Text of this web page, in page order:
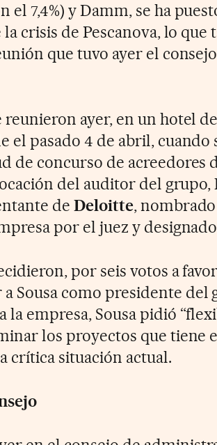
el 7,4%) y Damm, se ha
crisis de Pescanova, lo que
que tuvo ayer el
reunieron ayer, en un hotel
el pasado 4 de abril, cuando
de concurso de acreedores
del auditor del grupo,
de Deloitte,
por el juez y
por seis votos a
Sousa como presidente del
la empresa, Sousa pidió
los proyectos que tiene
crítica situación actual.